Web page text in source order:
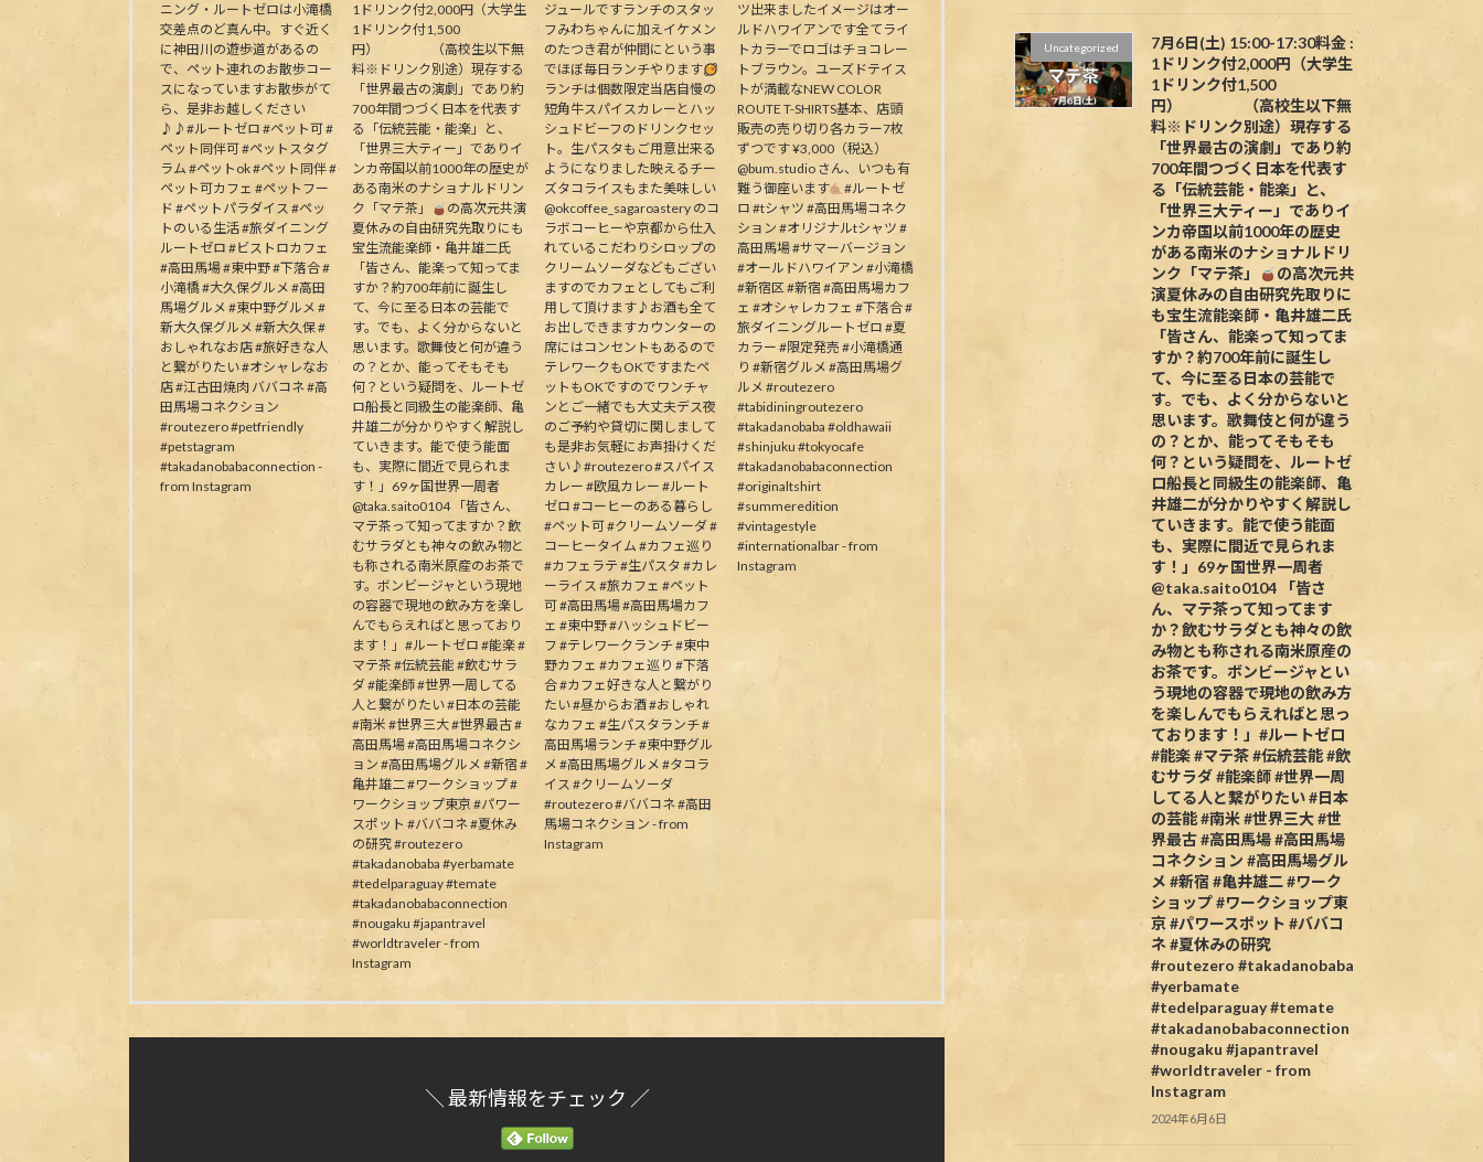
ニング・ルートゼロは小滝橋
交差点のど真ん中。すぐ近く
に神田川の遊歩道があるの
で、ペット連れのお散歩コー
スになっていますお散歩がて
ら、是非お越しください
♪♪#ルートゼロ #ペット可 #
ペット同伴可 #ペットスタグ
ラム #ペットok #ペット同伴 #
ペット可カフェ #ペットフー
ド #ペットパラダイス #ペッ
トのいる生活 #旅ダイニング
ルートゼロ #ビストロカフェ
#高田馬場 #東中野 #下落合 #
小滝橋 #大久保グルメ #高田
馬場グルメ #東中野グルメ #
新大久保グルメ #新大久保 #
おしゃれなお店 #旅好きな人
と繋がりたい #オシャレなお
店 #江古田焼肉 ババコネ #高
田馬場コネクション
#routezero #petfriendly
#petstagram
#takadanobabaconnection -
from Instagram
1ドリンク付2,000円（大学生
1ドリンク付1,500
円） （高校生以下無
料※ドリンク別途）現存する
「世界最古の演劇」であり約
700年間つづく日本を代表す
る「伝統芸能・能楽」と、
「世界三大ティー」でありイ
ンカ帝国以前1000年の歴史が
ある南米のナショナルドリン
ク「マテ茶」
の高次元共演
夏休みの自由研究先取りにも
宝生流能楽師・亀井雄二氏
「皆さん、能楽って知ってま
すか？約700年前に誕生し
て、今に至る日本の芸能で
す。でも、よく分からないと
思います。歌舞伎と何が違う
の？とか、能ってそもそも
何？という疑問を、ルートゼ
ロ船長と同級生の能楽師、亀
井雄二が分かりやすく解説し
ていきます。能で使う能面
も、実際に間近で見られま
す！」69ヶ国世界一周者
@taka.saito0104 「皆さん、
マテ茶って知ってますか？飲
むサラダとも神々の飲み物と
も称される南米原産のお茶で
す。ボンビージャという現地
の容器で現地の飲み方を楽し
んでもらえればと思っており
ます！」#ルートゼロ #能楽 #
マテ茶 #伝統芸能 #飲むサラ
ダ #能楽師 #世界一周してる
人と繋がりたい #日本の芸能
#南米 #世界三大 #世界最古 #
高田馬場 #高田馬場コネクシ
ョン #高田馬場グルメ #新宿 #
亀井雄二 #ワークショップ #
ワークショップ東京 #パワー
スポット #ババコネ #夏休み
の研究 #routezero
#takadanobaba #yerbamate
#tedelparaguay #temate
#takadanobabaconnection
#nougaku #japantravel
#worldtraveler - from
Instagram
ジュールですランチのスタッ
フみわちゃんに加えイケメン
のたつき君が仲間にという事
でほぼ毎日ランチやります
ランチは個数限定当店自慢の
短角牛スパイスカレーとハッ
シュドビーフのドリンクセッ
ト。生パスタもご用意出来る
ようになりました映えるチー
ズタコライスもまた美味しい
@okcoffee_sagaroastery のコ
ラボコーヒーや京都から仕入
れているこだわりシロップの
クリームソーダなどもござい
ますのでカフェとしてもご利
用して頂けます♪お酒も全て
お出しできますカウンターの
席にはコンセントもあるので
テレワークもOKですまたペ
ットもOKですのでワンチャ
ンとご一緒でも大丈夫デス夜
のご予約や貸切に関しまして
も是非お気軽にお声掛けくだ
さい♪#routezero #スパイス
カレー #欧風カレー #ルート
ゼロ #コーヒーのある暮らし
#ペット可 #クリームソーダ #
コーヒータイム #カフェ巡り
#カフェラテ #生パスタ #カレ
ーライス #旅カフェ #ペット
可 #高田馬場 #高田馬場カフ
ェ #東中野 #ハッシュドビー
フ #テレワークランチ #東中
野カフェ #カフェ巡り #下落
合 #カフェ好きな人と繋がり
たい #昼からお酒 #おしゃれ
なカフェ #生パスタランチ #
高田馬場ランチ #東中野グル
メ #高田馬場グルメ #タコラ
イス #クリームソーダ
#routezero #ババコネ #高田
馬場コネクション - from
Instagram
ツ出来ましたイメージはオー
ルドハワイアンです全てライ
トカラーでロゴはチョコレー
トブラウン。ユーズドテイス
トが満載なNEW COLOR
ROUTE T-SHIRTS基本、店頭
販売の売り切り各カラー7枚
ずつです ¥3,000（税込）
@bum.studio さん、いつも有
難う御座います
#ルートゼ
ロ #tシャツ #高田馬場コネク
ション #オリジナルtシャツ #
高田馬場 #サマーバージョン
#オールドハワイアン #小滝橋
#新宿区 #新宿 #高田馬場カフ
ェ #オシャレカフェ #下落合 #
旅ダイニングルートゼロ #夏
カラー #限定発売 #小滝橋通
り #新宿グルメ #高田馬場グ
ルメ #routezero
#tabidiningroutezero
#takadanobaba #oldhawaii
#shinjuku #tokyocafe
#takadanobabaconnection
#originaltshirt
#summeredition
#vintagestyle
#internationalbar - from
Instagram
＼ 最新情報をチェック ／
Uncategorized
7月6日(土) 15:00-17:30料金 :
1ドリンク付2,000円（大学生
1ドリンク付1,500
円） （高校生以下無
料※ドリンク別途）現存する
「世界最古の演劇」であり約
700年間つづく日本を代表す
る「伝統芸能・能楽」と、
「世界三大ティー」でありイ
ンカ帝国以前1000年の歴史
がある南米のナショナルドリ
ンク「マテ茶」
の高次元共
演夏休みの自由研究先取りに
も宝生流能楽師・亀井雄二氏
「皆さん、能楽って知ってま
すか？約700年前に誕生し
て、今に至る日本の芸能で
す。でも、よく分からないと
思います。歌舞伎と何が違う
の？とか、能ってそもそも
何？という疑問を、ルートゼ
ロ船長と同級生の能楽師、亀
井雄二が分かりやすく解説し
ていきます。能で使う能面
も、実際に間近で見られま
す！」69ヶ国世界一周者
@taka.saito0104 「皆さ
ん、マテ茶って知ってます
か？飲むサラダとも神々の飲
み物とも称される南米原産の
お茶です。ボンビージャとい
う現地の容器で現地の飲み方
を楽しんでもらえればと思っ
ております！」#ルートゼロ
#能楽 #マテ茶 #伝統芸能 #飲
むサラダ #能楽師 #世界一周
してる人と繋がりたい #日本
の芸能 #南米 #世界三大 #世
界最古 #高田馬場 #高田馬場
コネクション #高田馬場グル
メ #新宿 #亀井雄二 #ワーク
ショップ #ワークショップ東
京 #パワースポット #ババコ
ネ #夏休みの研究
#routezero #takadanobaba
#yerbamate
#tedelparaguay #temate
#takadanobabaconnection
#nougaku #japantravel
#worldtraveler - from
Instagram
2024年6月6日